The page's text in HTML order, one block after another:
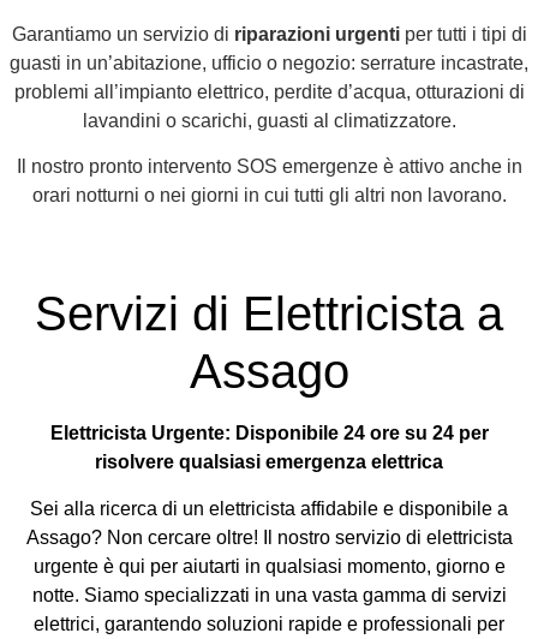
Garantiamo un servizio di riparazioni urgentiper tutti i tipi di
guasti in un’abitazione, ufficio o negozio: serrature incastrate,
problemi all’impianto elettrico, perdite d’acqua, otturazioni di
lavandini o scarichi, guasti al climatizzatore.
Il nostro pronto intervento SOS emergenze è attivo anche in
orari notturni o nei giorni in cui tutti gli altri non lavorano.
Servizi di Elettricista a
Assago
Elettricista Urgente: Disponibile 24 ore su 24 per
risolvere qualsiasi emergenza elettrica
Sei alla ricerca di un elettricista affidabile e disponibile a
Assago? Non cercare oltre! Il nostro servizio di elettricista
urgente è qui per aiutarti in qualsiasi momento, giorno e
notte. Siamo specializzati in una vasta gamma di servizi
elettrici, garantendo soluzioni rapide e professionali per